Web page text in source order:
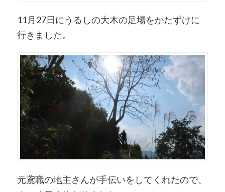
11月27日にうるしの大木の足場をかたずけに
行きました。
元鳶職の地主さんが手伝いをしてくれたので、